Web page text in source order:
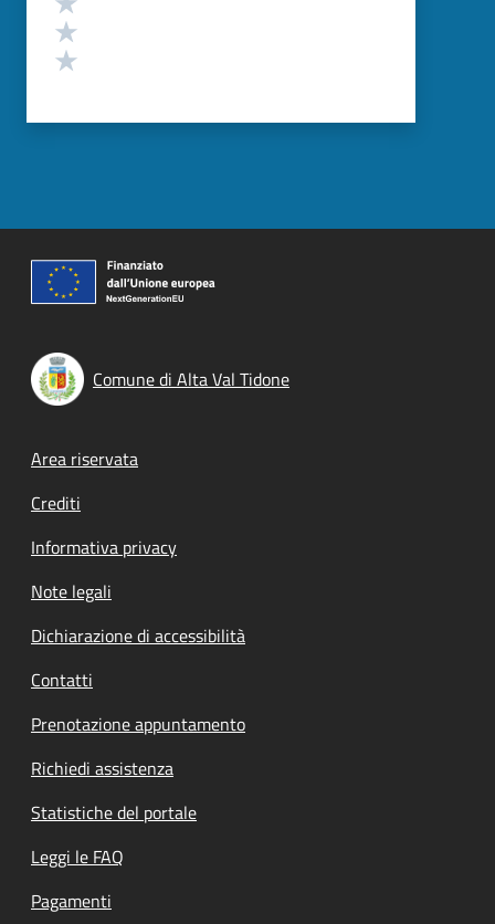
Comune di Alta Val Tidone
Footer menu
Area riservata
Crediti
Informativa privacy
Note legali
Dichiarazione di accessibilità
Contatti
Prenotazione appuntamento
Richiedi assistenza
Statistiche del portale
Leggi le FAQ
Pagamenti